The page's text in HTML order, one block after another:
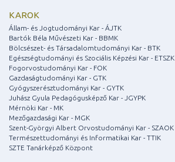
KAROK
Állam- és Jogtudományi Kar - ÁJTK
Bartók Béla Művészeti Kar - BBMK
Bölcsészet- és Társadalomtudományi Kar - BTK
Egészségtudományi és Szociális Képzési Kar - ETSZK
Fogorvostudományi Kar - FOK
Gazdaságtudományi Kar - GTK
Gyógyszerésztudományi Kar - GYTK
Juhász Gyula Pedagógusképző Kar - JGYPK
Mérnöki Kar - MK
Mezőgazdasági Kar - MGK
Szent-Györgyi Albert Orvostudományi Kar - SZAOK
Természettudományi és Informatikai Kar - TTIK
SZTE Tanárképző Központ